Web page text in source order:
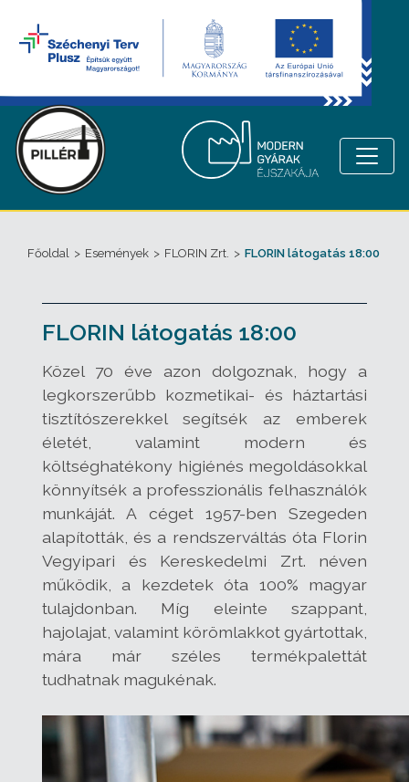
Főoldal > Események > FLORIN Zrt. > FLORIN látogatás 18:00
FLORIN látogatás 18:00
Közel 70 éve azon dolgoznak, hogy a
legkorszerűbb kozmetikai- és háztartási
tisztítószerekkel segítsék az emberek
életét, valamint modern és
költséghatékony higiénés megoldásokkal
könnyítsék a professzionális felhasználók
munkáját. A céget 1957-ben Szegeden
alapították, és a rendszerváltás óta Florin
Vegyipari és Kereskedelmi Zrt. néven
működik, a kezdetek óta 100% magyar
tulajdonban. Míg eleinte szappant,
hajolajat, valamint körömlakkot gyártottak,
mára már széles termékpalettát
tudhatnak magukénak.